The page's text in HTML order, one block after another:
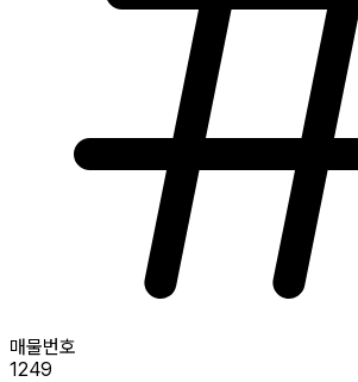
매물번호
1249